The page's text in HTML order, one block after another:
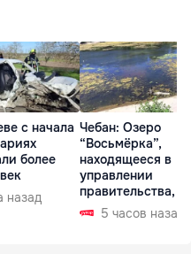
с начала
более
назад
Чебан: Озеро
“Восьмёрка”,
находящееся в
управлении
правительства, в
запустении
5 часов назад